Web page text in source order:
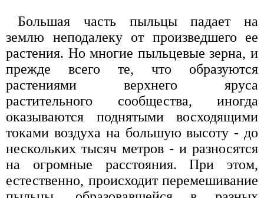
Большая часть пыльцы падает на
землю неподалеку от произведшего ее
растения. Но многие пыльцевые зерна, и
прежде всего те, что образуются
растениями верхнего яруса
растительного сообщества, иногда
оказываются поднятыми восходящими
токами воздуха на большую высоту - до
нескольких тысяч метров - и разносятся
на огромные расстояния. При этом,
естественно, происходит перемешивание